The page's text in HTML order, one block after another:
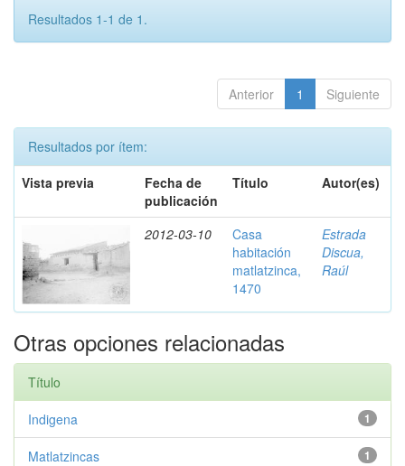
Resultados 1-1 de 1.
Anterior 1 Siguiente
Resultados por ítem:
Vista previa
Fecha de
publicación
Título Autor(es)
2012-03-10
Casa
habitación
matlatzinca,
1470
Estrada
Discua,
Raúl
Otras opciones relacionadas
Título
1
Indigena
1
Matlatzincas